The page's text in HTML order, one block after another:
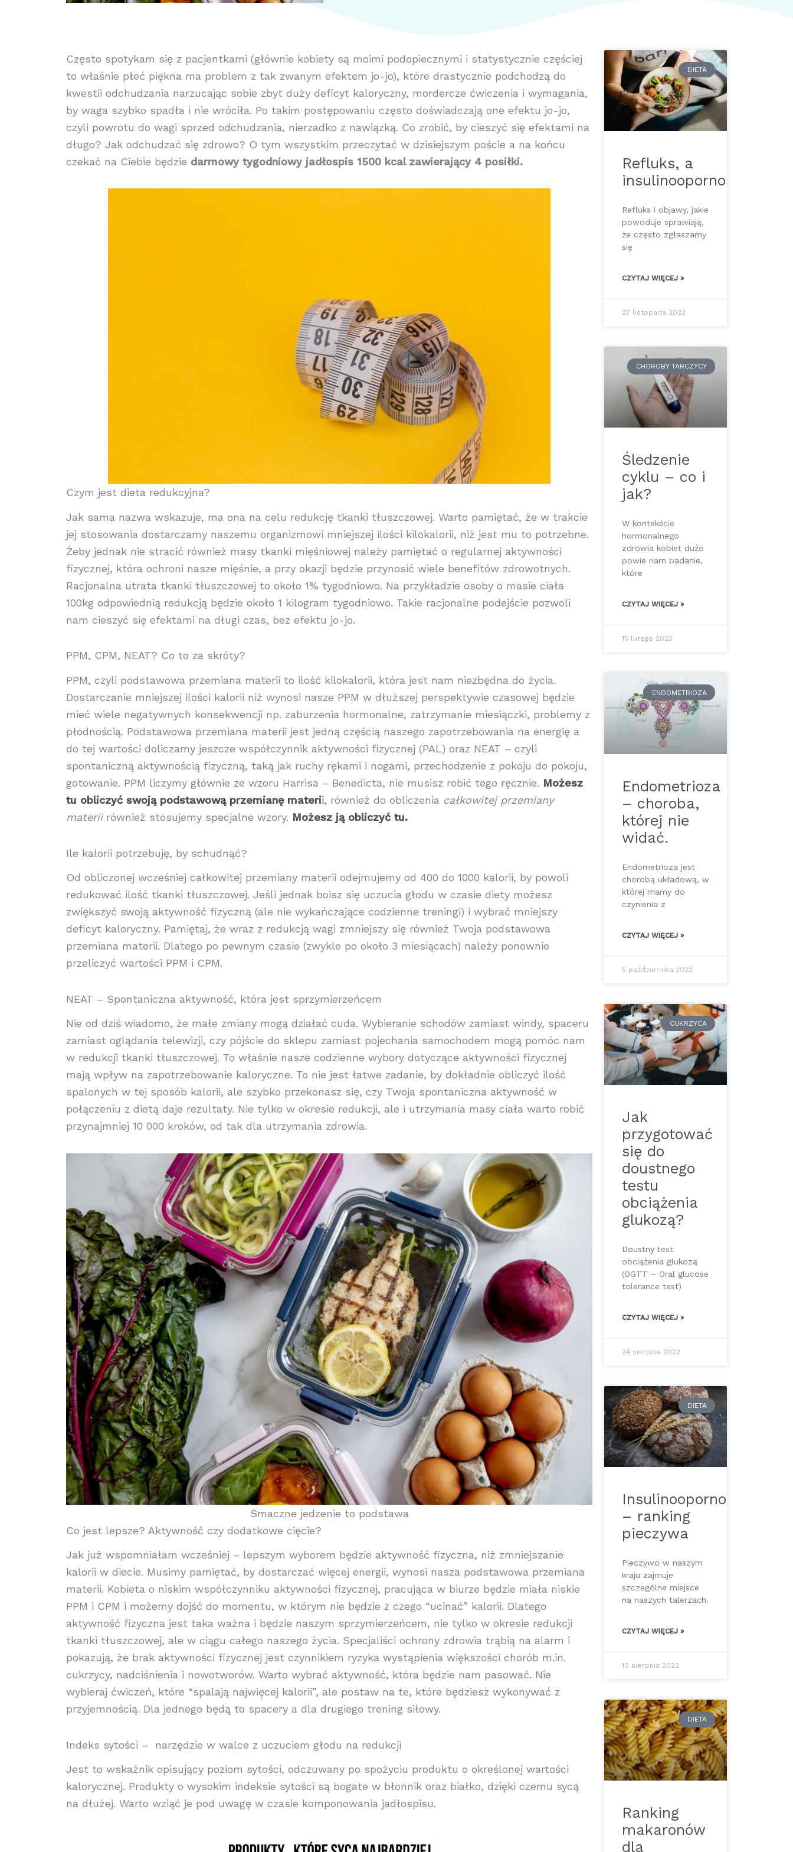
Często spotykam się z pacjentkami (głównie kobiety są moimi podopiecznymi i statystycznie częściej
to właśnie płeć piękna ma problem z tak zwanym efektem jo-jo), które drastycznie podchodzą do
kwestii odchudzania narzucając sobie zbyt duży deficyt kaloryczny, mordercze ćwiczenia i wymagania,
by waga szybko spadła i nie wróciła. Po takim postępowaniu często doświadczają one efektu jo-jo,
czyli powrotu do wagi sprzed odchudzania, nierzadko z nawiązką. Co zrobić, by cieszyć się efektami na
długo? Jak odchudzać się zdrowo? O tym wszystkim przeczytać w dzisiejszym poście a na końcu
czekać na Ciebie będzie darmowy tygodniowy jadłospis 1500 kcal zawierający 4 posiłki.
Czym jest dieta redukcyjna?
Jak sama nazwa wskazuje, ma ona na celu redukcję tkanki tłuszczowej. Warto pamiętać, że w trakcie
jej stosowania dostarczamy naszemu organizmowi mniejszej ilości kilokalorii, niż jest mu to potrzebne.
Żeby jednak nie stracić również masy tkanki mięśniowej należy pamiętać o regularnej aktywności
fizycznej, która ochroni nasze mięśnie, a przy okazji będzie przynosić wiele benefitów zdrowotnych.
Racjonalna utrata tkanki tłuszczowej to około 1% tygodniowo. Na przykładzie osoby o masie ciała
100kg odpowiednią redukcją będzie około 1 kilogram tygodniowo. Takie racjonalne podejście pozwoli
nam cieszyć się efektami na długi czas, bez efektu jo-jo.
PPM, CPM, NEAT? Co to za skróty?
PPM, czyli podstawowa przemiana materii to ilość kilokalorii, która jest nam niezbędna do życia.
Dostarczanie mniejszej ilości kalorii niż wynosi nasze PPM w dłuższej perspektywie czasowej będzie
mieć wiele negatywnych konsekwencji np. zaburzenia hormonalne, zatrzymanie miesiączki, problemy z
płodnością. Podstawowa przemiana materii jest jedną częścią naszego zapotrzebowania na energię a
do tej wartości doliczamy jeszcze współczynnik aktywności fizycznej (PAL) oraz NEAT – czyli
spontaniczną aktywnością fizyczną, taką jak ruchy rękami i nogami, przechodzenie z pokoju do pokoju,
gotowanie. PPM liczymy głównie ze wzoru Harrisa – Benedicta, nie musisz robić tego ręcznie. Możesz
tu obliczyć swoją podstawową przemianę materii, również do obliczenia całkowitej przemiany
materiirównież stosujemy specjalne wzory. Możesz ją obliczyć tu.
Ile kalorii potrzebuję, by schudnąć?
Od obliczonej wcześniej całkowitej przemiany materii odejmujemy od 400 do 1000 kalorii, by powoli
redukować ilość tkanki tłuszczowej. Jeśli jednak boisz się uczucia głodu w czasie diety możesz
zwiększyć swoją aktywność fizyczną (ale nie wykańczające codzienne treningi) i wybrać mniejszy
deficyt kaloryczny. Pamiętaj, że wraz z redukcją wagi zmniejszy się również Twoja podstawowa
przemiana materii. Dlatego po pewnym czasie (zwykle po około 3 miesiącach) należy ponownie
przeliczyć wartości PPM i CPM.
NEAT – Spontaniczna aktywność, która jest sprzymierzeńcem
Nie od dziś wiadomo, że małe zmiany mogą działać cuda. Wybieranie schodów zamiast windy, spaceru
zamiast oglądania telewizji, czy pójście do sklepu zamiast pojechania samochodem mogą pomóc nam
w redukcji tkanki tłuszczowej. To właśnie nasze codzienne wybory dotyczące aktywności fizycznej
mają wpływ na zapotrzebowanie kaloryczne. To nie jest łatwe zadanie, by dokładnie obliczyć ilość
spalonych w tej sposób kalorii, ale szybko przekonasz się, czy Twoja spontaniczna aktywność w
połączeniu z dietą daje rezultaty. Nie tylko w okresie redukcji, ale i utrzymania masy ciała warto robić
przynajmniej 10 000 kroków, od tak dla utrzymania zdrowia.
Smaczne jedzenie to podstawa
Co jest lepsze? Aktywność czy dodatkowe cięcie?
Jak już wspomniałam wcześniej – lepszym wyborem będzie aktywność fizyczna, niż zmniejszanie
kalorii w diecie. Musimy pamiętać, by dostarczać więcej energii, wynosi nasza podstawowa przemiana
materii. Kobieta o niskim współczynniku aktywności fizycznej, pracująca w biurze będzie miała niskie
PPM i CPM i możemy dojść do momentu, w którym nie będzie z czego “ucinać” kalorii. Dlatego
aktywność fizyczna jest taka ważna i będzie naszym sprzymierzeńcem, nie tylko w okresie redukcji
tkanki tłuszczowej, ale w ciągu całego naszego życia. Specjaliści ochrony zdrowia trąbią na alarm i
pokazują, że brak aktywności fizycznej jest czynnikiem ryzyka wystąpienia większości chorób m.in.
cukrzycy, nadciśnienia i nowotworów. Warto wybrać aktywność, która będzie nam pasować. Nie
wybieraj ćwiczeń, które “spalają najwięcej kalorii”, ale postaw na te, które będziesz wykonywać z
przyjemnością. Dla jednego będą to spacery a dla drugiego trening siłowy.
Indeks sytości – narzędzie w walce z uczuciem głodu na redukcji
Jest to wskaźnik opisujący poziom sytości, odczuwany po spożyciu produktu o określonej wartości
kalorycznej. Produkty o wysokim indeksie sytości są bogate w błonnik oraz białko, dzięki czemu sycą
na dłużej. Warto wziąć je pod uwagę w czasie komponowania jadłospisu.
DIETA
Refluks, a
insulinooporność
Refluks i objawy, jakie
powoduje sprawiają,
że często zgłaszamy
się
CZYTAJ WIĘCEJ »
27 listopada 2023
CHOROBY TARCZYCY
Śledzenie
cyklu – co i
jak?
W kontekście
hormonalnego
zdrowia kobiet dużo
powie nam badanie,
które
CZYTAJ WIĘCEJ »
15 lutego 2023
ENDOMETRIOZA
Endometrioza
– choroba,
której nie
widać.
Endometrioza jest
chorobą układową, w
której mamy do
czynienia z
CZYTAJ WIĘCEJ »
5 października 2022
CUKRZYCA
Jak
przygotować
się do
doustnego
testu
obciążenia
glukozą?
Doustny test
obciążenia glukozą
(OGTT – Oral glucose
tolerance test)
CZYTAJ WIĘCEJ »
24 sierpnia 2022
DIETA
Insulinooporność
– ranking
pieczywa
Pieczywo w naszym
kraju zajmuje
szczególne miejsce
na naszych talerzach.
CZYTAJ WIĘCEJ »
10 sierpnia 2022
DIETA
Ranking
makaronów
dla